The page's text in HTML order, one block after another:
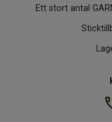
Ett stort antal